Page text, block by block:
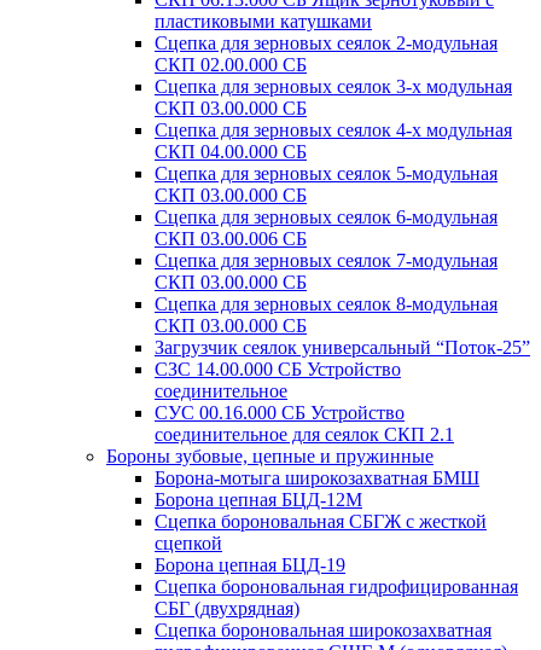
пластиковыми катушками
Сцепка для зерновых сеялок 2-модульная
СКП 02.00.000 СБ
Сцепка для зерновых сеялок 3-х модульная
СКП 03.00.000 СБ
Сцепка для зерновых сеялок 4-х модульная
СКП 04.00.000 СБ
Сцепка для зерновых сеялок 5-модульная
СКП 03.00.000 СБ
Сцепка для зерновых сеялок 6-модульная
СКП 03.00.006 СБ
Сцепка для зерновых сеялок 7-модульная
СКП 03.00.000 СБ
Сцепка для зерновых сеялок 8-модульная
СКП 03.00.000 СБ
Загрузчик сеялок универсальный “Поток-25”
СЗС 14.00.000 СБ Устройство
соединительное
СУС 00.16.000 СБ Устройство
соединительное для сеялок СКП 2.1
Бороны зубовые, цепные и пружинные
Борона-мотыга широкозахватная БМШ
Борона цепная БЦД-12М
Сцепка бороновальная СБГЖ с жесткой
сцепкой
Борона цепная БЦД-19
Сцепка бороновальная гидрофицированная
СБГ (двухрядная)
Сцепка бороновальная широкозахватная